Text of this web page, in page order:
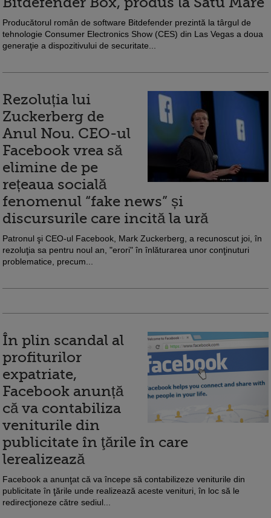
Producătorul român de software Bitdefender prezintă la târgul de
tehnologie Consumer Electronics Show (CES) din Las Vegas a doua
generaţie a dispozitivului de securitate...
Rezoluția lui
Zuckerberg de
Anul Nou. CEO-ul
Facebook vrea să
elimine de pe
rețeaua socială
fenomenul “fake news” și
discursurile care incită la ură
Patronul şi CEO-ul Facebook, Mark Zuckerberg, a recunoscut joi, în
rezoluţia sa pentru noul an, "erori" în înlăturarea unor conţinuturi
problematice, precum...
În plin scandal al
profiturilor
expatriate,
Facebook anunță
că va contabiliza
veniturile din
publicitate în ţările în care
lerealizează
Facebook a anunţat că va începe să contabilizeze veniturile din
publicitate în ţările unde realizează aceste venituri, în loc să le
redirecţioneze către sediul...